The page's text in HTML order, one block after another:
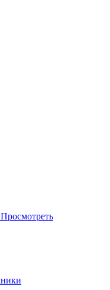
Просмотреть